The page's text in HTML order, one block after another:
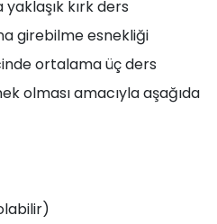
kırk ders
girebilme esnekliği
ortalama üç ders
olması amacıyla aşağıda